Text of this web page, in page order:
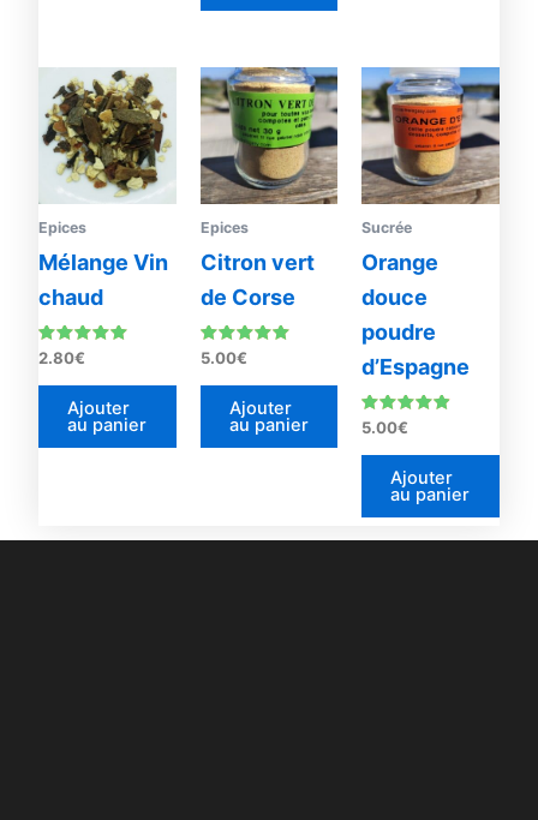
Epices
Mélange Vin
chaud
Note
5.00
sur 5
2.80€
Ajouter
au panier
Epices
Citron vert
de Corse
Note
4.87
sur 5
5.00€
Ajouter
au panier
Sucrée
Orange
douce
poudre
d’Espagne
Note
4.71
sur 5
5.00€
Ajouter
au panier